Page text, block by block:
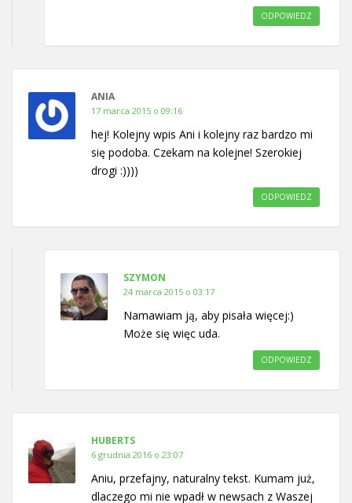
ODPOWIEDZ
ANIA
17 marca 2015 o 09:16
hej! Kolejny wpis Ani i kolejny raz bardzo mi
się podoba. Czekam na kolejne! Szerokiej
drogi :))))
ODPOWIEDZ
SZYMON
24 marca 2015 o 03:17
Namawiam ją, aby pisała więcej:)
Może się więc uda.
ODPOWIEDZ
HUBERTS
6 grudnia 2016 o 23:07
Aniu, przefajny, naturalny tekst. Kumam już,
dlaczego mi nie wpadł w newsach z Waszej